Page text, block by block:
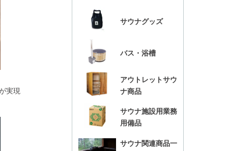
実現
サウナグッズ
バス・浴槽
アウトレットサウ
ナ商品
サウナ施設用業務
用備品
サウナ関連商品一